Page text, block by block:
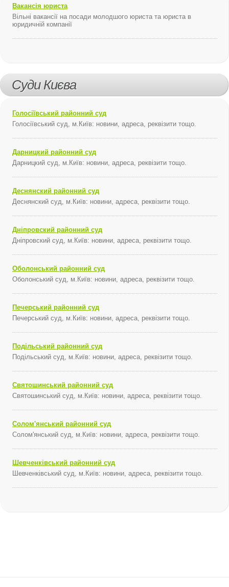
Вакансія юриста
Вільні вакансії на посади молодшого юриста та юриста в
юридичній компанії
Суди Києва
Голосіївський районний суд
Голосіївський суд, м.Київ: новини, адреса, реквізити тощо.
Дарницкий районний суд
Дарницкий суд, м.Київ: новини, адреса, реквізити тощо.
Деснянский районний суд
Деснянский суд, м.Київ: новини, адреса, реквізити тощо.
Дніпровский районний суд
Дніпровский суд, м.Київ: новини, адреса, реквізити тощо.
Оболонський районний суд
Оболонський суд, м.Київ: новини, адреса, реквізити тощо.
Печерський районний суд
Печерський суд, м.Київ: новини, адреса, реквізити тощо.
Подільський районний суд
Подільський суд, м.Київ: новини, адреса, реквізити тощо.
Святошинський районний суд
Святошинський суд, м.Київ: новини, адреса, реквізити тощо.
Солом'янський районний суд
Солом'янський суд, м.Київ: новини, адреса, реквізити тощо.
Шевченківський районний суд
Шевченківський суд, м.Київ: новини, адреса, реквізити тощо.